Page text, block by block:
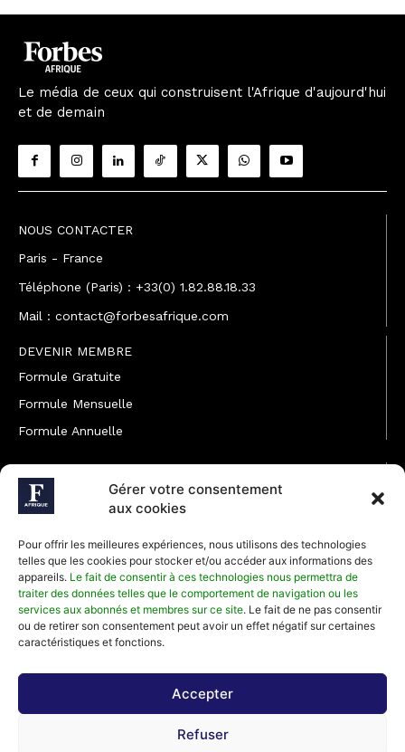
Gérer votre consentement
aux cookies
Pour offrir les meilleures expériences, nous utilisons des technologies
telles que les cookies pour stocker et/ou accéder aux informations des
appareils. Le fait de consentir à ces technologies nous permettra de
traiter des données telles que le comportement de navigation ou les
services aux abonnés et membres sur ce site. Le fait de ne pas consentir
ou de retirer son consentement peut avoir un effet négatif sur certaines
caractéristiques et fonctions.
Accepter
Refuser
Le média de ceux qui construisent l'Afrique d'aujourd'hui
et de demain
NOUS CONTACTER
Paris - France
Téléphone (Paris) : +33(0) 1.82.88.18.33
Mail : contact@forbesafrique.com
DEVENIR MEMBRE
Formule Gratuite
Formule Mensuelle
Formule Annuelle
JOINDRE L'ÉQUIPE
Rédaction
Développement commercial
Communiquer avec Forbes Afrique
Média Kit 2026
Abonnez-vous à la newsletter de Forbes Afrique et recevez
régulièrement nos meilleurs articles